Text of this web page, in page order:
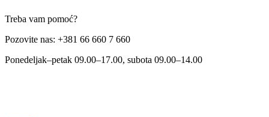
Treba vam pomoć?
Pozovite nas: +381 66 660 7 660
Ponedeljak–petak 09.00–17.00, subota 09.00–14.00